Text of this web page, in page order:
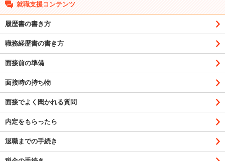
就職支援コンテンツ
履歴書の書き方
職務経歴書の書き方
面接前の準備
面接時の持ち物
面接でよく聞かれる質問
内定をもらったら
退職までの手続き